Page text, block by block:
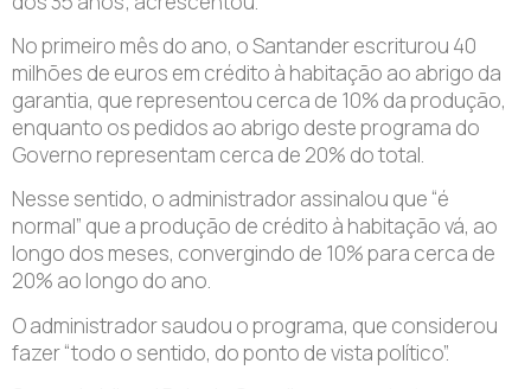
No primeiro mês do ano, o Santander escriturou 40
milhões de euros em crédito à habitação ao abrigo da
garantia, que representou cerca de 10% da produção,
enquanto os pedidos ao abrigo deste programa do
Governo representam cerca de 20% do total.
Nesse sentido, o administrador assinalou que “é
normal” que a produção de crédito à habitação vá, ao
longo dos meses, convergindo de 10% para cerca de
20% ao longo do ano.
O administrador saudou o programa, que considerou
fazer “todo o sentido, do ponto de vista político”.